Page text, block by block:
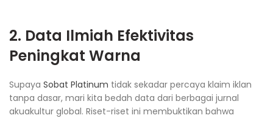
2. Data Ilmiah Efektivitas
Peningkat Warna
Supaya Sobat Platinum tidak sekadar percaya klaim iklan
tanpa dasar, mari kita bedah data dari berbagai jurnal
akuakultur global. Riset-riset ini membuktikan bahwa